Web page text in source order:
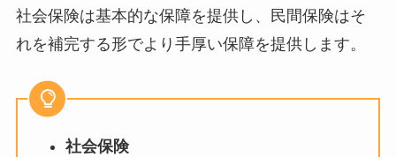
社会保険は基本的な保障を提供し、民間保険はそ
れを補完する形でより手厚い保障を提供します。
社会保険